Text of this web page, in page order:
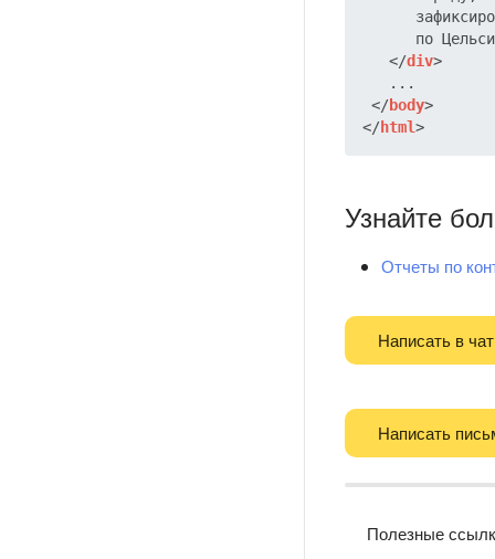
по
</div>
   ...
</body>
</html>
Узнайте
Отчеты по
Написать в чат
Написать
Полезные